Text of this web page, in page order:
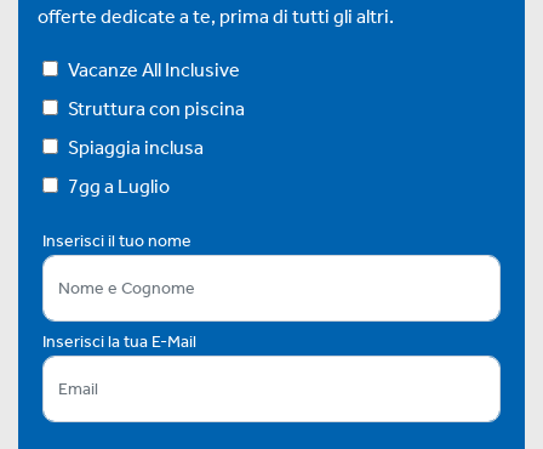
offerte dedicate a te, prima di tutti gli altri.
Vacanze All Inclusive
Struttura con piscina
Spiaggia inclusa
7gg a Luglio
Inserisci il tuo nome
Inserisci la tua E-Mail